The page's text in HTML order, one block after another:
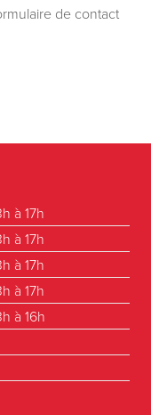
de contact
à 17h
à 17h
à 17h
à 17h
à 16h